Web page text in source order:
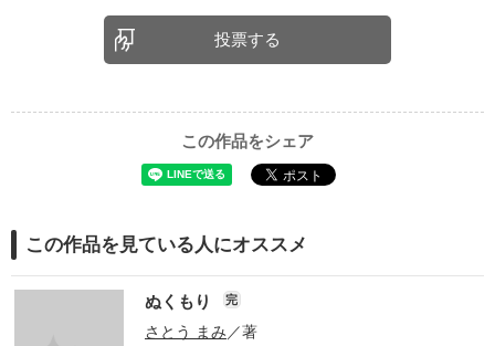
投票する
この作品をシェア
この作品を見ている人にオススメ
ぬくもり 完
さとう まみ ／著